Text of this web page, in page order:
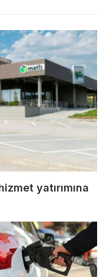
yatırımına